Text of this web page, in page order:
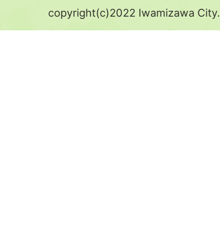
copyright(c)2022 Iwamizawa